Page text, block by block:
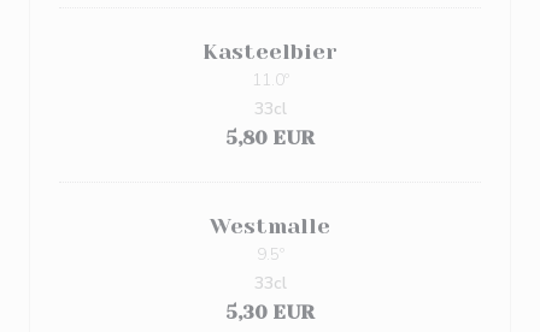
Kasteelbier
11.0º
5,80 EUR
33cl
Westmalle
9.5º
5,30 EUR
33cl